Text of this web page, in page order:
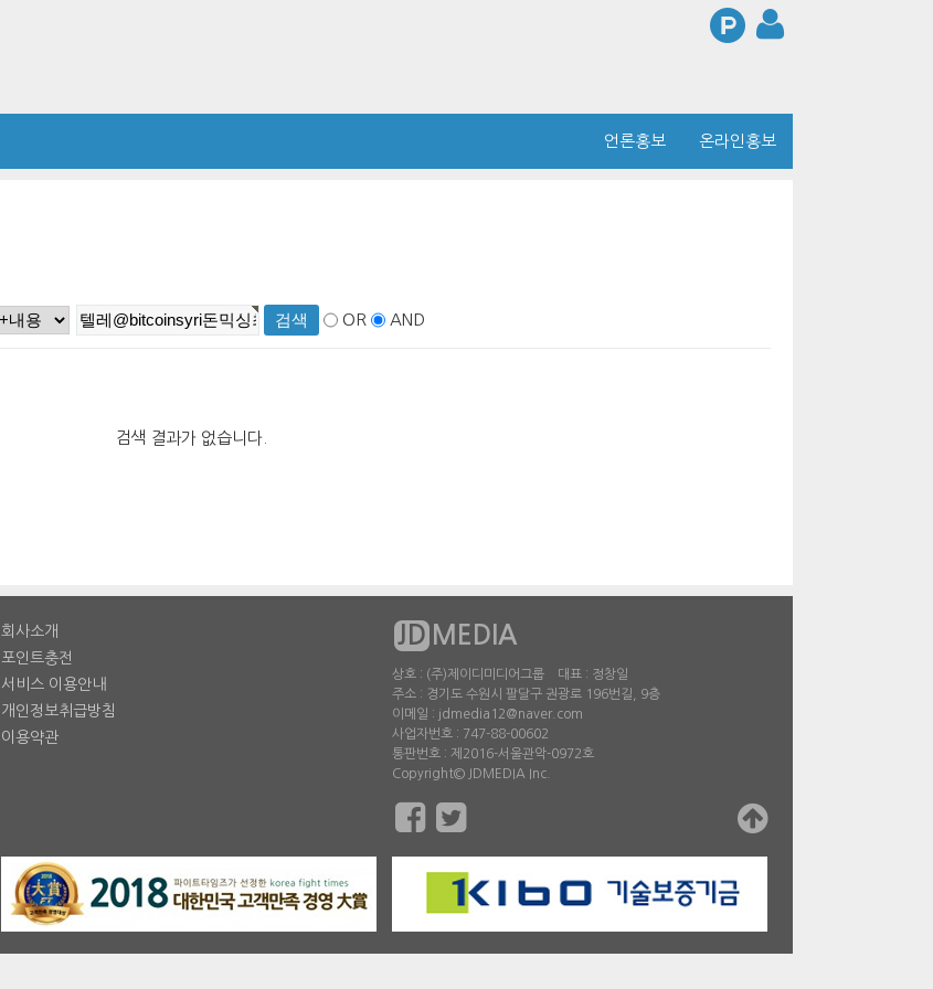
온라인홍보
언론홍보
OR AND
검색 결과가 없습니다.
회사소개
포인트충전
서비스 이용안내
개인정보취급방침
이용약관
JD MEDIA
상호 : (주)제이디미디어그룹 대표 : 정창일
주소 : 경기도 수원시 팔달구 권광로 196번길, 9층
이메일 : jdmedia12@naver.com
사업자번호 : 747-88-00602
통판번호 : 제2016-서울관악-0972호
Copyright© JDMEDIA Inc.